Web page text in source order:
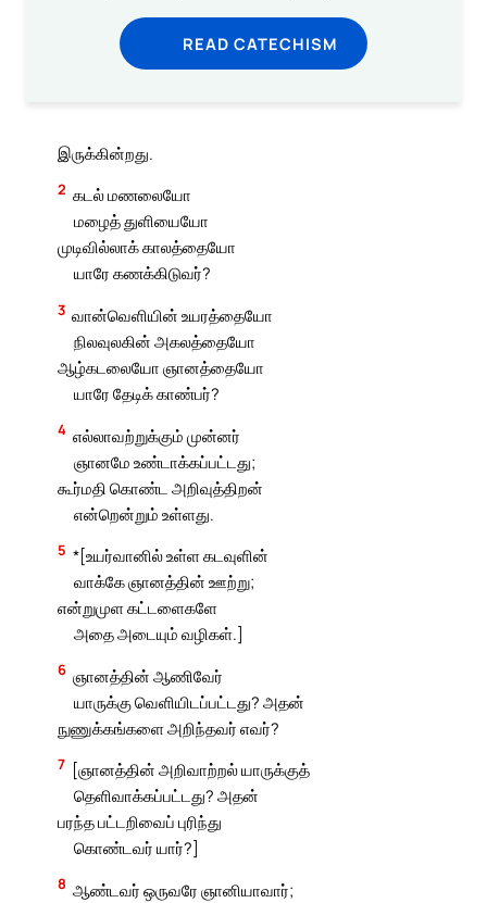
READ CATECHISM
இருக்கின்றது.
2 கடல் மணலையோ
மழைத் துளியையோ
முடிவில்லாக் காலத்தையோ
யாரே கணக்கிடுவர்?
3 வான்வெளியின் உயரத்தையோ
நிலவுலகின் அகலத்தையோ
ஆழ்கடலையோ ஞானத்தையோ
யாரே தேடிக் காண்பர்?
4 எல்லாவற்றுக்கும் முன்னர்
ஞானமே உண்டாக்கப்பட்டது;
கூர்மதி கொண்ட அறிவுத்திறன்
என்றென்றும் உள்ளது.
5 *[உயர்வானில் உள்ள கடவுளின்
வாக்கே ஞானத்தின் ஊற்று;
என்றுமுள கட்டளைகளே
அதை அடையும் வழிகள்.]
6 ஞானத்தின் ஆணிவேர்
யாருக்கு வெளியிடப்பட்டது? அதன்
நுணுக்கங்களை அறிந்தவர் எவர்?
7 [ஞானத்தின் அறிவாற்றல் யாருக்குத்
தெளிவாக்கப்பட்டது? அதன்
பரந்த பட்டறிவைப் புரிந்து
கொண்டவர் யார்?]
8 ஆண்டவர் ஒருவரே ஞானியாவார்;